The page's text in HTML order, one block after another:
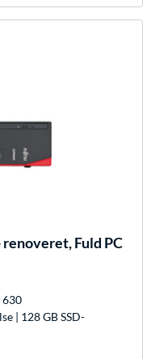
renoveret, Fuld PC
630
| 128 GB SSD-